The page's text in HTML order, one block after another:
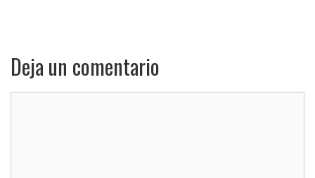
Deja un comentario